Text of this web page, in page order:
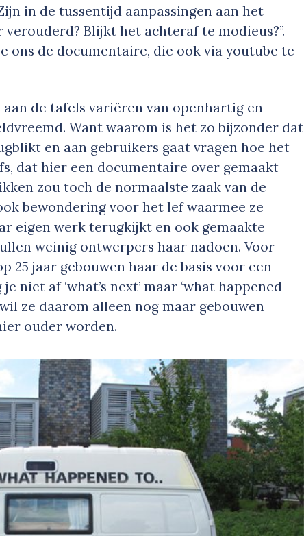
in de tussentijd aanpassingen aan het
Blijkt het achteraf te modieus?’’.
ons de documentaire, die ook via youtube te
de tafels variëren van openhartig en
Want waarom is het zo bijzonder dat
en aan gebruikers gaat vragen hoe het
dat hier een documentaire over gemaakt
zou toch de normaalste zaak van de
bewondering voor het lef waarmee ze
eigen werk terugkijkt en ook gemaakte
weinig ontwerpers haar nadoen. Voor
25 jaar gebouwen haar de basis voor een
niet af ‘what’s next’ maar ‘what happened
ze daarom alleen nog maar gebouwen
ouder worden.